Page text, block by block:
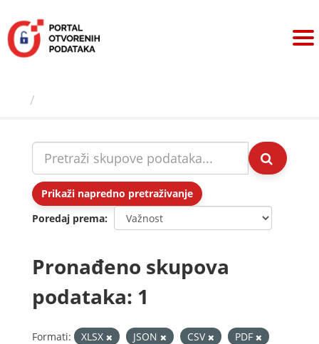
sadržaj
Prikaži napredno pretraživanje
Poredaj prema
Pronađeno skupova
podataka: 1
Formati: XLSX JSON CSV
PDF